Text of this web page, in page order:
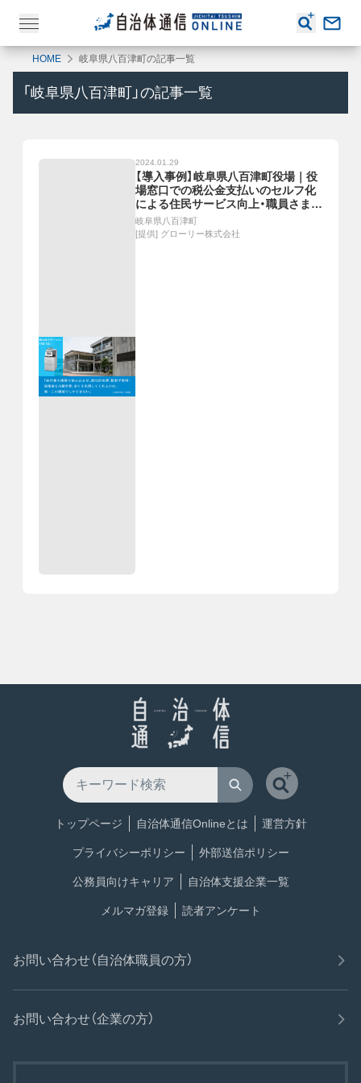
HOME 岐阜県八百津町の記事一覧
「 岐阜県八百津町 」の記事一覧
2024.01.29
【導入事例】岐阜県八百津町役場｜役
場窓口での税公金支払いのセルフ化
による住民サービス向上・職員さま業
務負担削減へ「税公金ステーション
FKR-100」
岐阜県八百津町
[提供] グローリー株式会社
トップページ 自治体通信Onlineとは 運営方針
プライバシーポリシー 外部送信ポリシー
公務員向けキャリア 自治体支援企業一覧
メルマガ登録 読者アンケート
お問い合わせ（自治体職員の方）
お問い合わせ（企業の方）